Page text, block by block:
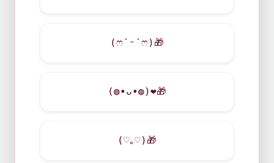
(ෆ˙ᵕ˙ෆ) 🎁
(◍•ᴗ•◍)❤🎁
(♡｡♡) 🎁